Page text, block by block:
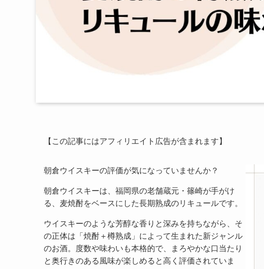
【この記事にはアフィリエイト広告が含まれます】
朝倉ウイスキーの評価が気になっていませんか？
朝倉ウイスキーは、福岡県の老舗蔵元・篠崎が手がけ
る、麦焼酎をベースにした長期熟成のリキュールです。
ウイスキーのような芳醇な香りと深みを持ちながら、そ
の正体は「焼酎＋樽熟成」によって生まれた新ジャンル
のお酒。度数や味わいも本格的で、まろやかな口当たり
と奥行きのある風味が楽しめると高く評価されていま